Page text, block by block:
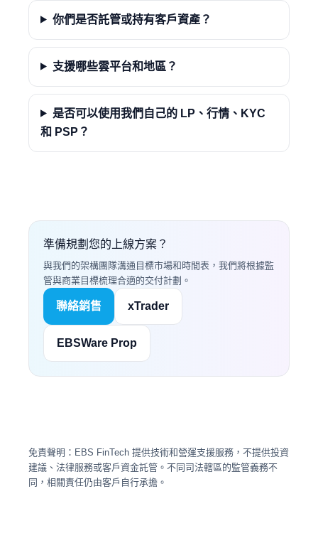
你們是否託管或持有客戶資產？
支援哪些雲平台和地區？
是否可以使用我們自己的 LP、行情、KYC
和 PSP？
準備規劃您的上線方案？
與我們的架構團隊溝通目標市場和時間表，我們將根據監
管與商業目標梳理合適的交付計劃。
聯絡銷售 xTrader
EBSWare Prop
免責聲明：EBS FinTech 提供技術和營運支援服務，不提供投資
建議、法律服務或客戶資金託管。不同司法轄區的監管義務不
同，相關責任仍由客戶自行承擔。